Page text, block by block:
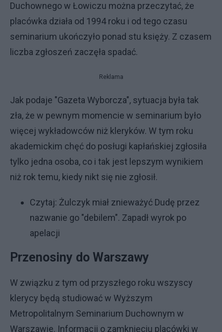
Duchownego w Łowiczu można przeczytać, że
placówka działa od 1994 roku i od tego czasu
seminarium ukończyło ponad stu księży. Z czasem
liczba zgłoszeń zaczęła spadać.
Reklama
Jak podaje "Gazeta Wyborcza", sytuacja była tak
zła, że w pewnym momencie w seminarium było
więcej wykładowców niż kleryków. W tym roku
akademickim chęć do posługi kapłańskiej zgłosiła
tylko jedna osoba, co i tak jest lepszym wynikiem
niż rok temu, kiedy nikt się nie zgłosił.
Czytaj: Żulczyk miał znieważyć Dudę przez
nazwanie go "debilem". Zapadł wyrok po
apelacji
Przenosiny do Warszawy
W związku z tym od przyszłego roku wszyscy
klerycy będą studiować w Wyższym
Metropolitalnym Seminarium Duchownym w
Warszawie. Informacji o zamknięciu placówki w